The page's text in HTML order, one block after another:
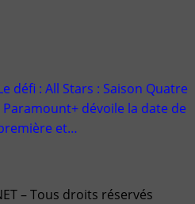
défi : All Stars : Saison Quatre
Paramount+ dévoile la date de
et…
– Tous droits réservés